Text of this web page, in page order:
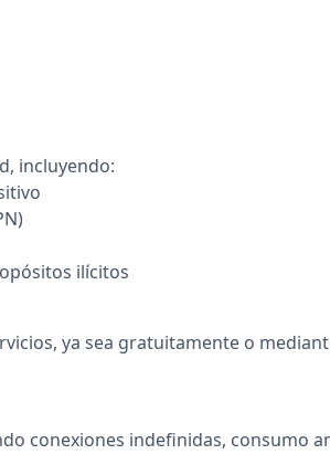
incluyendo:
ilícitos
ya sea gratuitamente o
conexiones indefinidas, consumo